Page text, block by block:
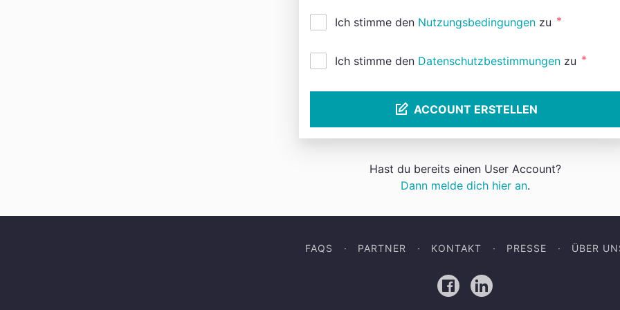
Ich stimme den Nutzungsbedingungen zu *
Ich stimme den Datenschutzbestimmungen zu *
ACCOUNT ERSTELLEN
Hast du bereits einen User Account?
Dann melde dich hier an.
FAQS PARTNER KONTAKT PRESSE ÜBER
FacebookLinkedIn